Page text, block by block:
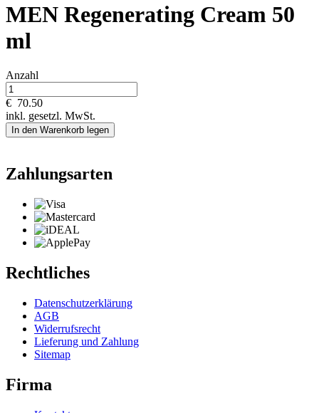
MEN Regenerating Cream 50
ml
Anzahl
€ 70.50
inkl. gesetzl. MwSt.
In den Warenkorb legen
Zahlungsarten
Rechtliches
Datenschutzerklärung
AGB
Widerrufsrecht
Lieferung und Zahlung
Sitemap
Firma